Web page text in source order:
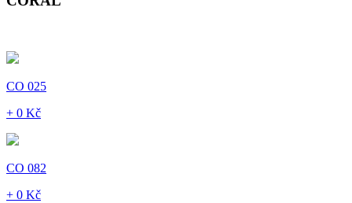
CO 025
+ 0 Kč
CO 082
+ 0 Kč